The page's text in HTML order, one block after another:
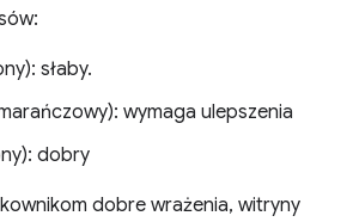
słaby.
wymaga ulepszenia
dobry
dobre wrażenia, witryny